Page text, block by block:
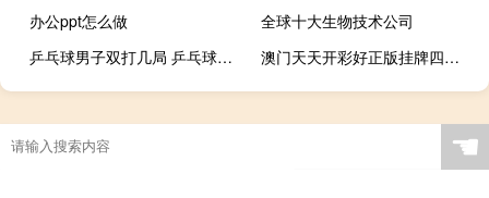
办公ppt怎么做
全球十大生物技术公司
乒乓球男子双打几局 乒乓球混双几局几胜制
澳门天天开彩好正版挂牌四不像_百度人工智能_安卓版636.64.643
☚